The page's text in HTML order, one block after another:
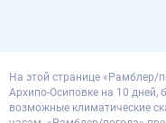
На этой странице «Рамблер/
Архипо-Осиповке на 10 дней,
возможные климатические